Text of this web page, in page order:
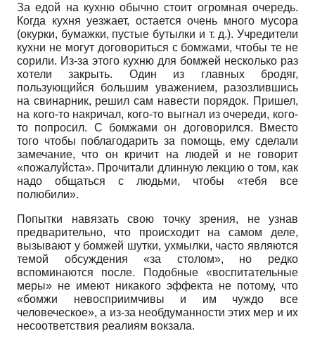
За едой на кухню обычно стоит огромная очередь.
Когда кухня уезжает, остается очень много мусора
(окурки, бумажки, пустые бутылки и т. д.). Учредители
кухни не могут договориться с бомжами, чтобы те не
сорили. Из-за этого кухню для бомжей несколько раз
хотели закрыть. Один из главных бродяг,
пользующийся большим уважением, разозлившись
на свинарник, решил сам навести порядок. Пришел,
на кого-то накричал, кого-то выгнал из очереди, кого-
то попросил. С бомжами он договорился. Вместо
того чтобы поблагодарить за помощь, ему сделали
замечание, что он кричит на людей и не говорит
«пожалуйста». Прочитали длинную лекцию о том, как
надо общаться с людьми, чтобы «тебя все
полюбили».
Попытки навязать свою точку зрения, не узнав
предварительно, что происходит на самом деле,
вызывают у бомжей шутки, ухмылки, часто являются
темой обсуждения «за столом», но редко
вспоминаются после. Подобные «воспитательные
меры» не имеют никакого эффекта не потому, что
«бомжи невосприимчивы и им чуждо все
человеческое», а из-за необдуманности этих мер и их
несоответствия реалиям вокзала.